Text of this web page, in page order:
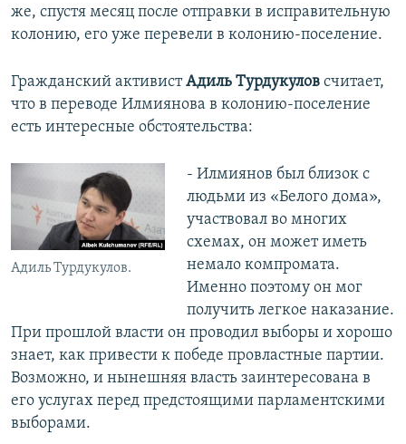
же, спустя месяц после отправки в исправительную
колонию, его уже перевели в колонию-поселение.
Гражданский активистАдиль Турдукулов считает,
что в переводе Илмиянова в колонию-поселение
есть интересные обстоятельства:
Адиль Турдукулов.
- Илмиянов был близок с
людьми из «Белого дома»,
участвовал во многих
схемах, он может иметь
немало компромата.
Именно поэтому он мог
получить легкое наказание.
При прошлой власти он проводил выборы и хорошо
знает, как привести к победе провластные партии.
Возможно, и нынешняя власть заинтересована в
его услугах перед предстоящими парламентскими
выборами.